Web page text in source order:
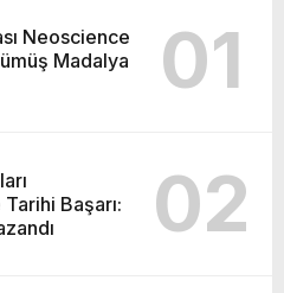
Neoscience
Madalya
01
Başarı:
02